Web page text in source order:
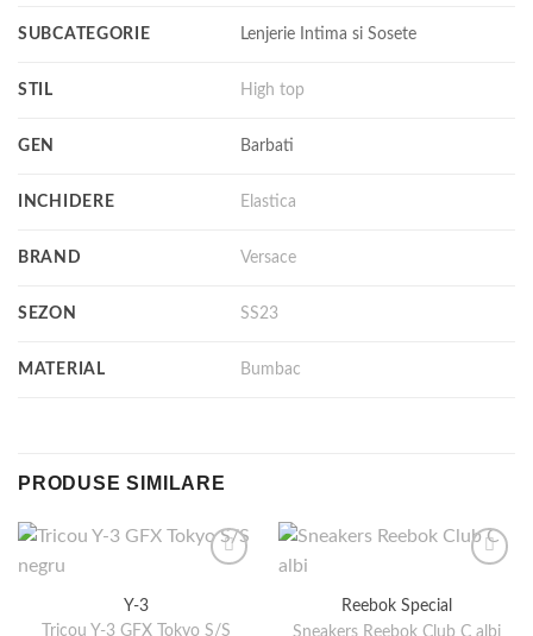
SUBCATEGORIE Lenjerie Intima si Sosete
STIL High top
GEN Barbati
INCHIDERE Elastica
BRAND Versace
SEZON SS23
MATERIAL Bumbac
PRODUSE SIMILARE
Y-3
Tricou Y-3 GFX Tokyo S/S
Reebok Special
Sneakers Reebok Club C albi